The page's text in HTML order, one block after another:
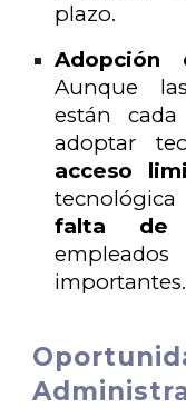
plazo.
Adopción
Aunque
están
adoptar
acceso
falta de